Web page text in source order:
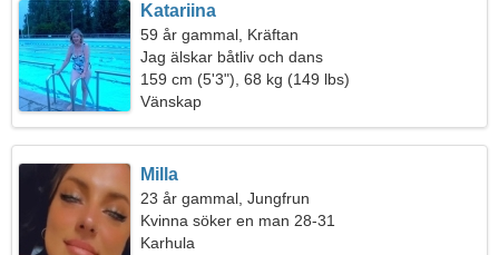
Katariina
59 år gammal, Kräftan
Jag älskar båtliv och dans
159 cm (5'3"), 68 kg (149 lbs)
Vänskap
Milla
23 år gammal, Jungfrun
Kvinna söker en man 28-31
Karhula